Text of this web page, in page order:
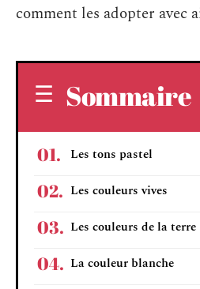
comment les adopter avec
Sommaire
Les tons pastel
Les couleurs vives
Les couleurs de la terre
La couleur blanche